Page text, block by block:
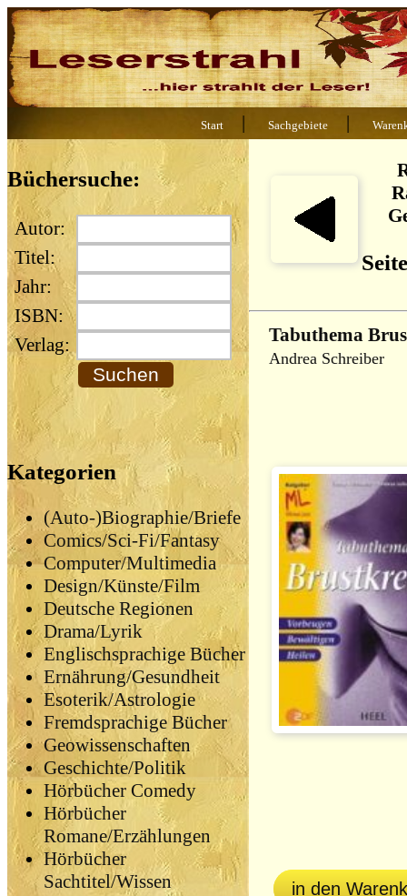
Start | Sachgebiete |
Büchersuche:
Autor:
Titel:
Jahr:
ISBN:
Verlag:
Kategorien
(Auto-)Biographie/Briefe
Comics/Sci-Fi/Fantasy
Computer/Multimedia
Design/Künste/Film
Deutsche Regionen
Drama/Lyrik
Englischsprachige Bücher
Ernährung/Gesundheit
Esoterik/Astrologie
Fremdsprachige Bücher
Geowissenschaften
Geschichte/Politik
Hörbücher Comedy
Hörbücher
Romane/Erzählungen
Hörbücher
Sachtitel/Wissen
Tabuthema
Andrea Schreiber
in den